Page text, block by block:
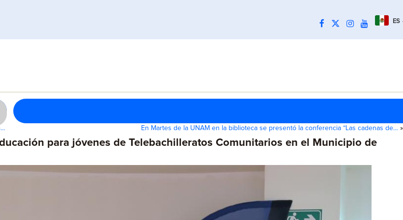
ES
En Martes de la UNAM en la biblioteca se presentó la conferencia “Las cadenas de… »
para jóvenes de Telebachilleratos Comunitarios en el Municipio de